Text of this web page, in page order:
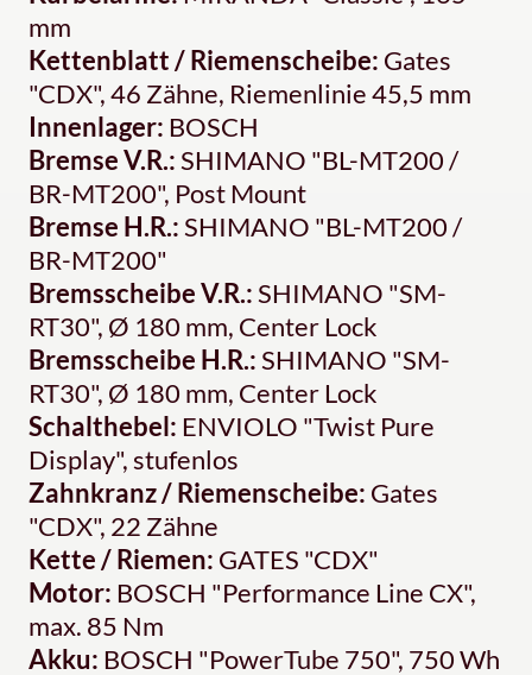
mm
Kettenblatt / Riemenscheibe: Gates
"CDX", 46 Zähne, Riemenlinie 45,5 mm
Innenlager: BOSCH
Bremse V.R.:SHIMANO "BL-MT200 /
BR-MT200", Post Mount
Bremse H.R.:SHIMANO "BL-MT200 /
BR-MT200"
Bremsscheibe V.R.:SHIMANO "SM-
RT30", Ø 180 mm, Center Lock
Bremsscheibe H.R.:SHIMANO "SM-
RT30", Ø 180 mm, Center Lock
Schalthebel: ENVIOLO "Twist Pure
Display", stufenlos
Zahnkranz / Riemenscheibe: Gates
"CDX", 22 Zähne
Kette / Riemen: GATES "CDX"
Motor: BOSCH "Performance Line CX",
max. 85 Nm
Akku: BOSCH "PowerTube 750", 750 Wh